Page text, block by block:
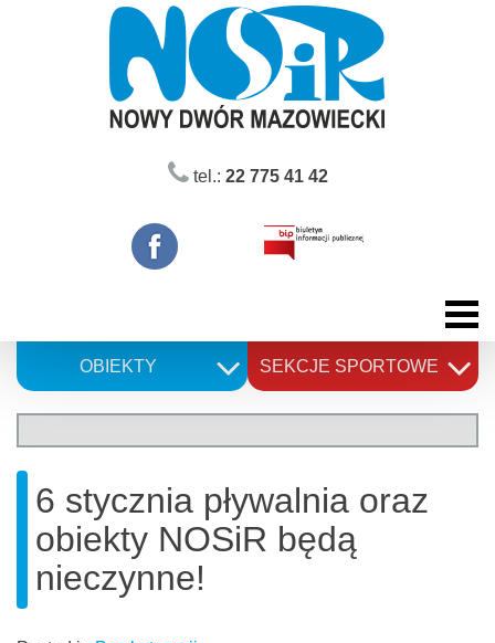
tel.: 22 775 41 42
OBIEKTY SEKCJE SPORTOWE
6 stycznia pływalnia oraz
obiekty NOSiR będą
nieczynne!